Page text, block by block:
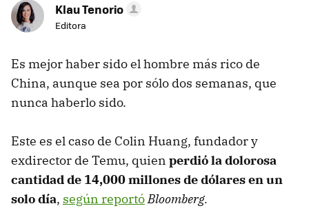
Klau Tenorio
Editora
Es mejor haber sido el hombre más rico de
China, aunque sea por sólo dos semanas, que
nunca haberlo sido.
Este es el caso de Colin Huang, fundador y
exdirector de Temu, quien perdió la dolorosa
cantidad de 14,000 millones de dólares en un
solo día, según reportóBloomberg.